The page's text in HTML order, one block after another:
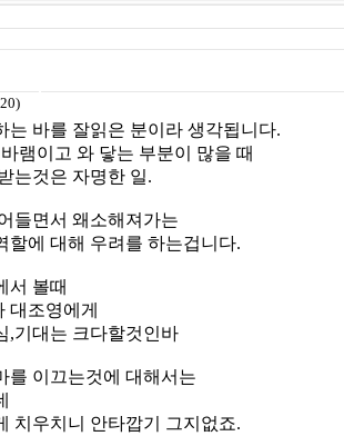
는 바를 잘읽은 분이라 생각됩니다.
램이고 와 닿는 부분이 많을 때
는것은 자명한 일.
들면서 왜소해져가는
할에 대해 우려를 하는겁니다.
서 볼때
대조영에게
,기대는 크다할것인바
를 이끄는것에 대해서는
치우치니 안타깝기 그지없죠.